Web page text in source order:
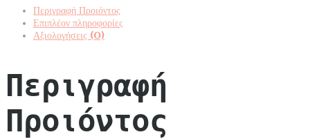
Περιγραφή Προιόντος
Επιπλέον πληροφορίες
Αξιολογήσεις (0)
Περιγραφή
Προιόντος